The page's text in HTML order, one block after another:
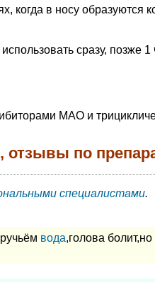
когда в носу образуются
сразу, позже 1
МАО и
отзывы по
специалистами.
вода,голова